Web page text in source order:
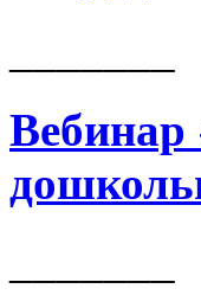
Вебинар